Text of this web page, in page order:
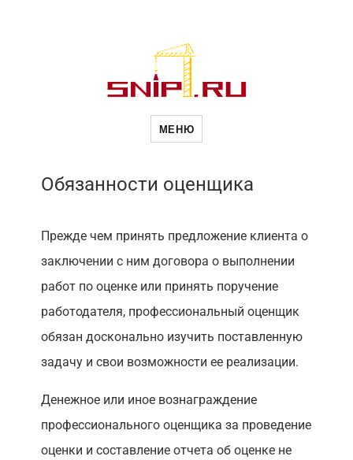
МЕНЮ
Обязанности оценщика
Прежде чем принять предложение клиента о
заключении с ним договора о выполнении
работ по оценке или принять поручение
работодателя, профессиональный оценщик
обязан досконально изучить поставленную
задачу и свои возможности ее реализации.
Денежное или иное вознаграждение
профессионального оценщика за проведение
оценки и составление отчета об оценке не